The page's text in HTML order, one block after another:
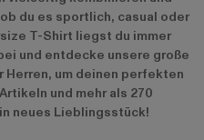
du es sportlich, casual oder
T-Shirt liegst du immer
und entdecke unsere große
Herren, um deinen perfekten
und mehr als 270
neues Lieblingsstück!